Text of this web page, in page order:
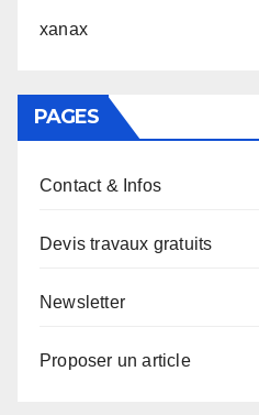
xanax
PAGES
Contact & Infos
Devis travaux gratuits
Newsletter
Proposer un article